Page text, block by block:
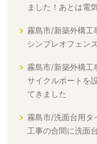
ました！あとは電
霧島市/新築外構工
シンプレオフェン
霧島市/新築外構工
サイクルポートを
てきました
霧島市/洗面台用タ
工事の合間に洗面